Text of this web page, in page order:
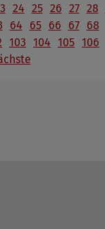
24 25 26 27 28
64 65 66 67 68
103 104 105 106